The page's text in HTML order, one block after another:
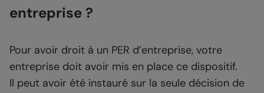
entreprise ?
Pour avoir droit à un PER d’entreprise, votre
entreprise doit avoir mis en place ce dispositif.
Il peut avoir été instauré sur la seule décision de